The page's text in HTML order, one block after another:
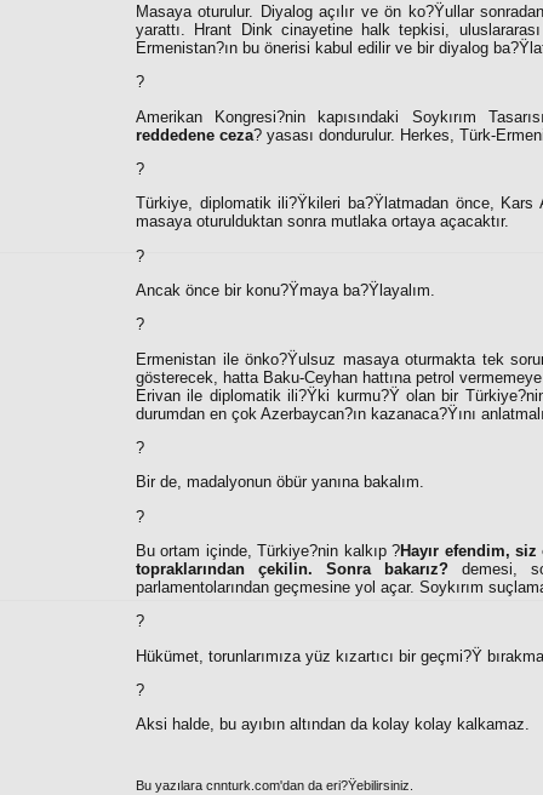
Masaya oturulur. Diyalog açılır ve ön ko?Ÿullar
yarattı. Hrant Dink cinayetine halk tepkisi,
Ermenistan?ın bu önerisi kabul edilir ve bir diyalog
?
Amerikan Kongresi?nin kapısındaki Soykırım
reddedene ceza? yasası dondurulur. Herkes, Türk-
?
Türkiye, diplomatik ili?Ÿkileri ba?Ÿlatmadan önce, Kars
masaya oturulduktan sonra mutlaka ortaya açacaktır.
?
Ancak önce bir konu?Ÿmaya ba?Ÿlayalım.
?
Ermenistan ile önko?Ÿulsuz masaya oturmakta tek
gösterecek, hatta Baku-Ceyhan hattına petrol
Erivan ile diplomatik ili?Ÿki kurmu?Ÿ olan bir
durumdan en çok Azerbaycan?ın kazanaca?Ÿını
?
Bir de, madalyonun öbür yanına bakalım.
?
Bu ortam içinde, Türkiye?nin kalkıp ?Hayır efendim, siz
topraklarından çekilin. Sonra bakarız? demesi,
parlamentolarından geçmesine yol açar. Soykırım
?
Hükümet, torunlarımıza yüz kızartıcı bir geçmi?Ÿ
?
Aksi halde, bu ayıbın altından da kolay kolay kalkamaz.
Bu yazılara cnnturk.com'dan da eri?Ÿebilirsiniz.